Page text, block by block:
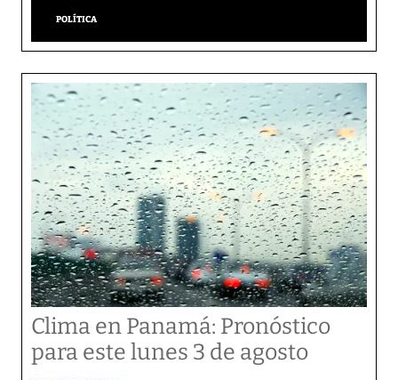
POLÍTICA
Clima en Panamá: Pronóstico
para este lunes 3 de agosto